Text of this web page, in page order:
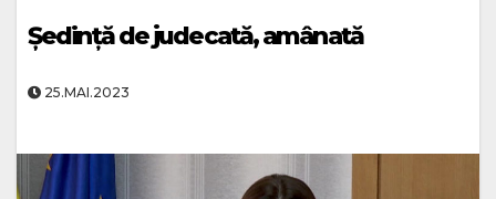
Ședință de judecată, amânată
25.MAI.2023